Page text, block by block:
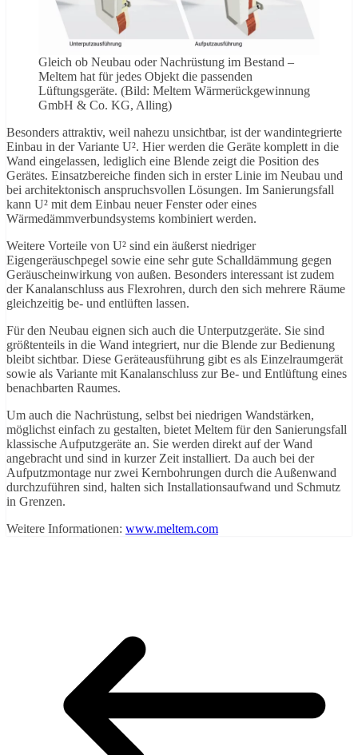
Gleich ob Neubau oder Nachrüstung im Bestand –
Meltem hat für jedes Objekt die passenden
Lüftungsgeräte. (Bild: Meltem Wärmerückgewinnung
GmbH & Co. KG, Alling)
Besonders attraktiv, weil nahezu unsichtbar, ist der wandintegrierte
Einbau in der Variante U². Hier werden die Geräte komplett in die
Wand eingelassen, lediglich eine Blende zeigt die Position des
Gerätes. Einsatzbereiche finden sich in erster Linie im Neubau und
bei architektonisch anspruchsvollen Lösungen. Im Sanierungsfall
kann U² mit dem Einbau neuer Fenster oder eines
Wärmedämmverbundsystems kombiniert werden.
Weitere Vorteile von U² sind ein äußerst niedriger
Eigengeräuschpegel sowie eine sehr gute Schalldämmung gegen
Geräuscheinwirkung von außen. Besonders interessant ist zudem
der Kanalanschluss aus Flexrohren, durch den sich mehrere Räume
gleichzeitig be- und entlüften lassen.
Für den Neubau eignen sich auch die Unterputzgeräte. Sie sind
größtenteils in die Wand integriert, nur die Blende zur Bedienung
bleibt sichtbar. Diese Geräteausführung gibt es als Einzelraumgerät
sowie als Variante mit Kanalanschluss zur Be- und Entlüftung eines
benachbarten Raumes.
Um auch die Nachrüstung, selbst bei niedrigen Wandstärken,
möglichst einfach zu gestalten, bietet Meltem für den Sanierungsfall
klassische Aufputzgeräte an. Sie werden direkt auf der Wand
angebracht und sind in kurzer Zeit installiert. Da auch bei der
Aufputzmontage nur zwei Kernbohrungen durch die Außenwand
durchzuführen sind, halten sich Installationsaufwand und Schmutz
in Grenzen.
Weitere Informationen: www.meltem.com